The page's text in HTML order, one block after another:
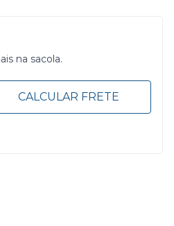
na sacola.
CALCULAR FRETE